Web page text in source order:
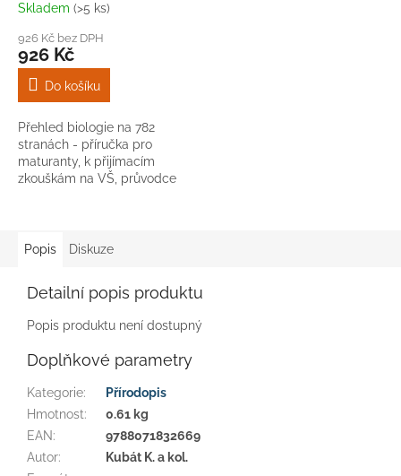
Skladem (>5 ks)
926 Kč bez DPH
926 Kč
Do košíku
Přehled biologie na 782
stranách - příručka pro
maturanty, k přijímacím
zkouškám na VŠ, průvodce
Popis
Diskuze
Detailní popis produktu
Popis produktu není dostupný
Doplňkové parametry
Kategorie:
Přírodopis
Hmotnost:
0.61 kg
EAN:
9788071832669
Autor:
Kubát K. a kol.